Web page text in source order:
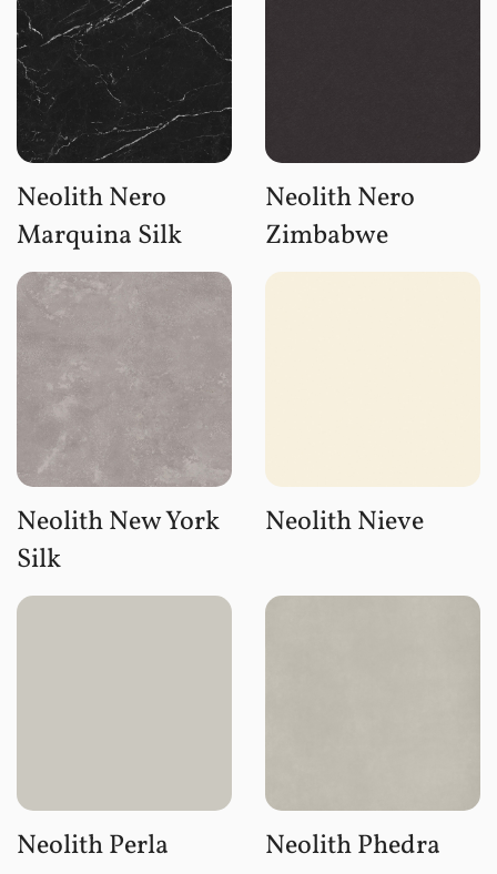
Neolith Nero
Marquina Silk
Neolith Nero
Zimbabwe
Neolith New York
Silk
Neolith Nieve
Neolith Perla Neolith Phedra